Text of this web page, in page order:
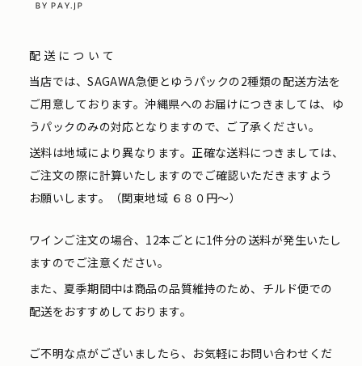
配送について
当店では、SAGAWA急便とゆうパックの2種類の配送方法を
ご用意しております。沖縄県へのお届けにつきましては、ゆ
うパックのみの対応となりますので、ご了承ください。
送料は地域により異なります。正確な送料につきましては、
ご注文の際に計算いたしますのでご確認いただきますよう
お願いします。（関東地域 ６８０円〜）
ワインご注文の場合、12本ごとに1件分の送料が発生いたし
ますのでご注意ください。
また、夏季期間中は商品の品質維持のため、チルド便での
配送をおすすめしております。
ご不明な点がございましたら、お気軽にお問い合わせくだ